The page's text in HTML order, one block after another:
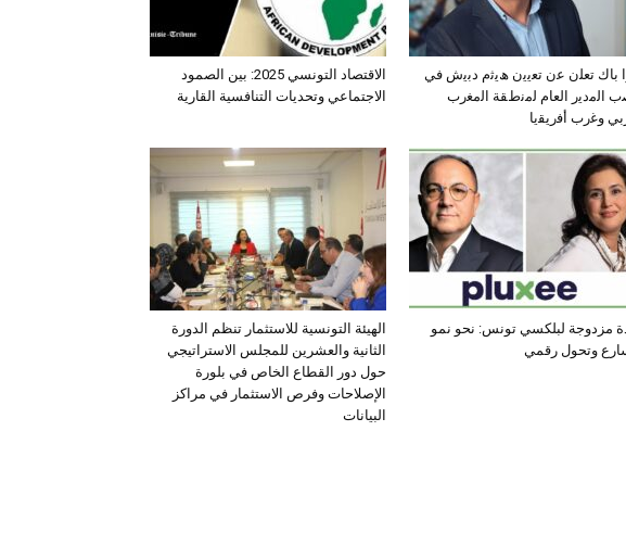
الاقتصاد التونسي 2025: بين الصمود
الاجتماعي وتحديات التنافسية القارية
ﺑﺎك ﺗﻌﻠن ﻋن ﺗﻌﯾﯾن ھﯾﺛم دﺑﯾش ﻓﻲ
اﻟﻣدﯾر اﻟﻌﺎم ﻟﻣﻧطﻘﺔ اﻟﻣﻐرب
وﻏرب أﻓرﯾﻘﯾﺎ
الهيئة التونسية للاستثمار تنظم الدورة
الثانية والعشرين للمجلس الاستراتيجي
حول دور القطاع الخاص في بلورة
الإصلاحات وفرص الاستثمار في مراكز
البيانات
مزدوجة لبلكسي تونس: نحو نمو
وتحول رقمي